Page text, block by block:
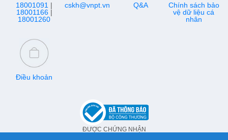
18001091 |
18001166|
18001260
cskh@vnpt.vn Q&A
Chính sách bảo
vệ dữ liệu cá
nhân
Điều khoản
ĐƯỢC CHỨNG NHẬN